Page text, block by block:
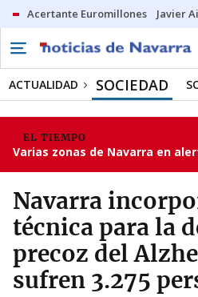
Acertante Euromillones Javier
ACTUALIDAD SOCIEDAD
EL TIEMPO
Varias zonas de Navarra en
Navarra
técnica para la
precoz del
sufren 3.275